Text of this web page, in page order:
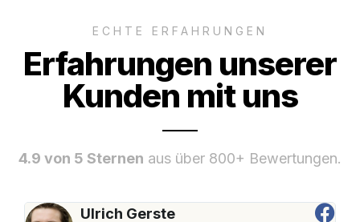
ECHTE ERFAHRUNGEN
Erfahrungen unserer
Kunden mit uns
4.9 von 5 Sternen aus über 800+ Bewertungen.
Ulrich Gerste